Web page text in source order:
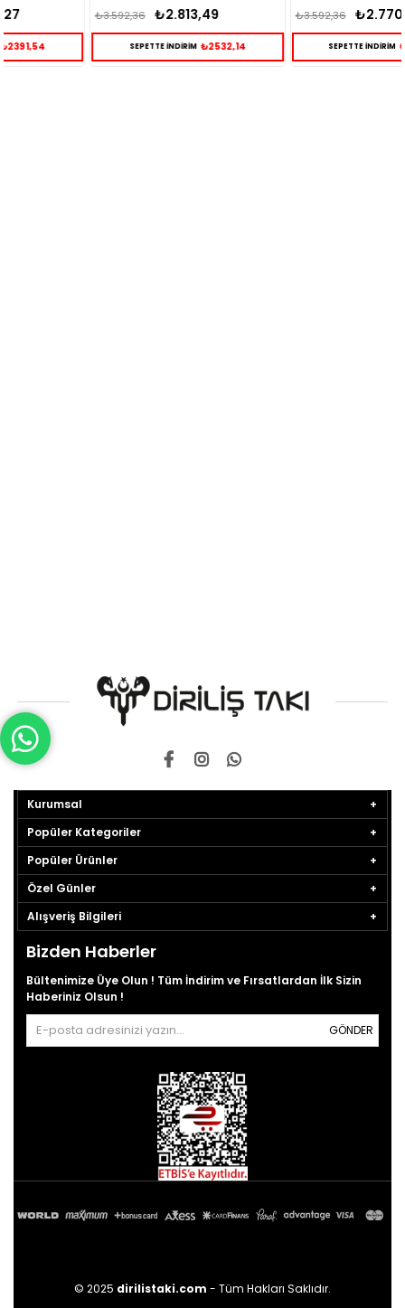
₺2.813,49
₺3.592,36
₺2532,14
₺2.770,10
₺3.592,36
₺2493,09
Kurumsal
Popüler Kategoriler
Popüler Ürünler
Özel Günler
Alışveriş Bilgileri
Bizden Haberler
Bültenimize Üye Olun ! Tüm İndirim ve Fırsatlardan İlk Sizin
Haberiniz Olsun !
GÖNDER
© 2025 dirilistaki.com - Tüm Hakları Saklıdır.